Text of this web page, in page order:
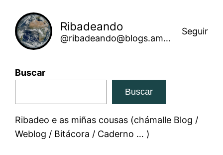
Ribadeando
@ribadeando@blogs.amarinha.gal
Seguir
Buscar
Buscar
Ribadeo e as miñas cousas (chámalle Blog /
Weblog / Bitácora / Caderno … )